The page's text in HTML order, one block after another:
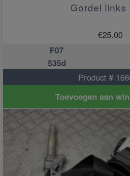
Gordel links
€25.00
F07
535d
Product #
Toevoegen aan